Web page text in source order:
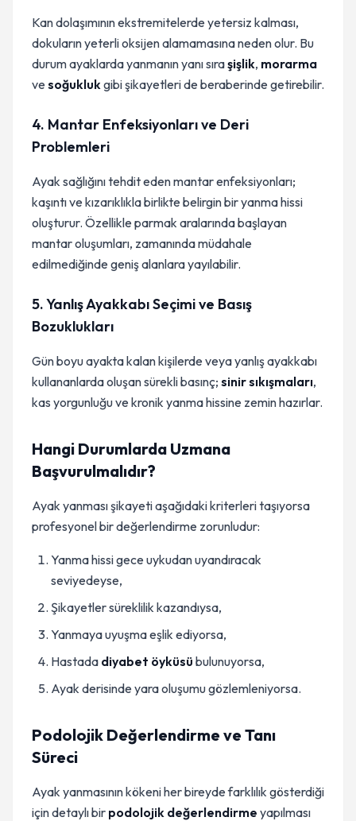
Kan dolaşımının ekstremitelerde yetersiz kalması,
dokuların yeterli oksijen alamamasına neden olur. Bu
durum ayaklarda yanmanın yanı sıraşişlik, morarma
ve soğuklukgibi şikayetleri de beraberinde getirebilir.
4. Mantar Enfeksiyonları ve Deri
Problemleri
Ayak sağlığını tehdit eden mantar enfeksiyonları;
kaşıntı ve kızarıklıkla birlikte belirgin bir yanma hissi
oluşturur. Özellikle parmak aralarında başlayan
mantar oluşumları, zamanında müdahale
edilmediğinde geniş alanlara yayılabilir.
5. Yanlış Ayakkabı Seçimi ve Basış
Bozuklukları
Gün boyu ayakta kalan kişilerde veya yanlış ayakkabı
kullananlarda oluşan sürekli basınç; sinir sıkışmaları,
kas yorgunluğu ve kronik yanma hissine zemin hazırlar.
Hangi Durumlarda Uzmana
Başvurulmalıdır?
Ayak yanması şikayeti aşağıdaki kriterleri taşıyorsa
profesyonel bir değerlendirme zorunludur:
Yanma hissi gece uykudan uyandıracak
seviyedeyse,
Şikayetler süreklilik kazandıysa,
Yanmaya uyuşma eşlik ediyorsa,
Hastada diyabet öyküsü bulunuyorsa,
Ayak derisinde yara oluşumu gözlemleniyorsa.
Podolojik Değerlendirme ve Tanı
Süreci
Ayak yanmasının kökeni her bireyde farklılık gösterdiği
için detaylı bir podolojik değerlendirme yapılması